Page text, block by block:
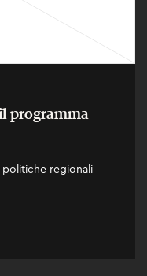
programma
regionali